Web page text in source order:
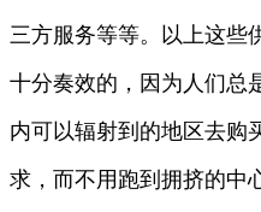
三方服务等等。以上这些
十分奏效的，因为人们总
内可以辐射到的地区去购
求，而不用跑到拥挤的中